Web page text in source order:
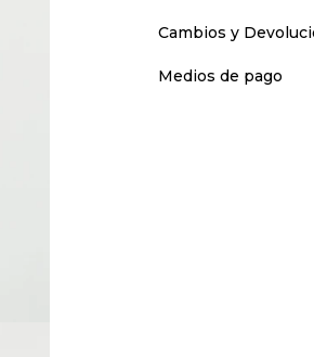
Cambios y
Medios de pago